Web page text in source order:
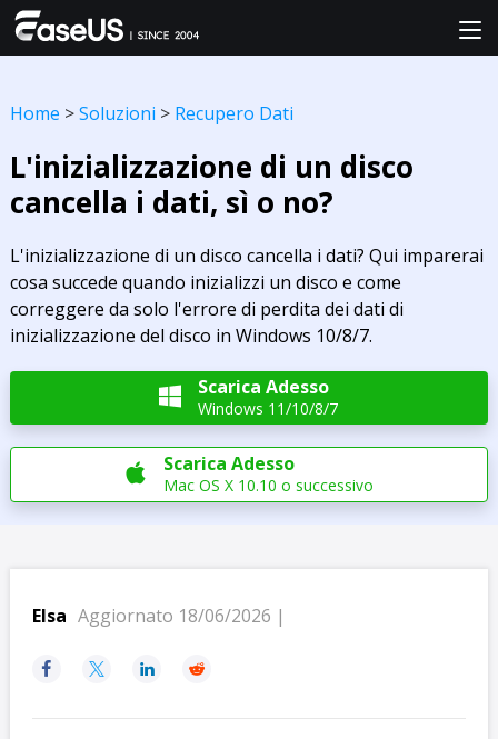
Home >Soluzioni > Recupero Dati
L'inizializzazione di un disco
cancella i dati, sì o no?
L'inizializzazione di un disco cancella i dati? Qui imparerai
cosa succede quando inizializzi un disco e come
correggere da solo l'errore di perdita dei dati di
inizializzazione del disco in Windows 10/8/7.
 Scarica Adesso
Windows 11/10/8/7
 Scarica Adesso
Mac OS X 10.10 o successivo
Elsa Aggiornato 18/06/2026 |
   